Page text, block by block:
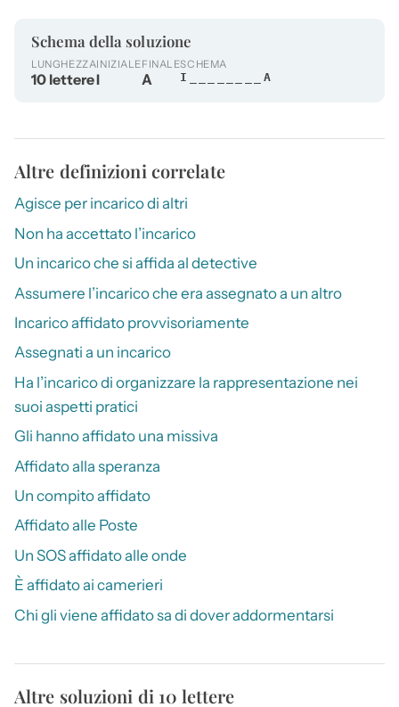
Schema della soluzione
LUNGHEZZA
10 lettere
INIZIALE
I
FINALE
A
SCHEMA
I________A
Altre definizioni correlate
Agisce per incarico di altri
Non ha accettato l’incarico
Un incarico che si affida al detective
Assumere l’incarico che era assegnato a un altro
Incarico affidato provvisoriamente
Assegnati a un incarico
Ha l’incarico di organizzare la rappresentazione nei
suoi aspetti pratici
Gli hanno affidato una missiva
Affidato alla speranza
Un compito affidato
Affidato alle Poste
Un SOS affidato alle onde
È affidato ai camerieri
Chi gli viene affidato sa di dover addormentarsi
Altre soluzioni di 10 lettere